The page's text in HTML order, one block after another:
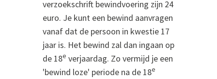
verzoekschrift bewindvoering zijn 24
euro. Je kunt een bewind aanvragen
vanaf dat de persoon in kwestie 17
jaar is. Het bewind zal dan ingaan op
de 18e verjaardag. Zo vermijd je een
'bewind loze' periode na de 18e